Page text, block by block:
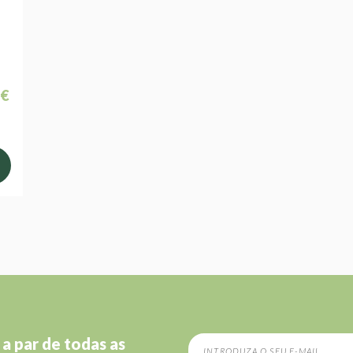
par de todas as